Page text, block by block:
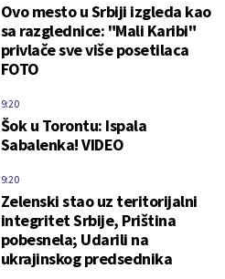
Ovo mesto u Srbiji izgleda kao
sa razglednice: "Mali Karibi"
privlače sve više posetilaca
FOTO
Šok u Torontu: Ispala
Sabalenka! VIDEO
9:20
Zelenski stao uz teritorijalni
integritet Srbije, Priština
pobesnela; Udarili na
ukrajinskog predsednika
9:20